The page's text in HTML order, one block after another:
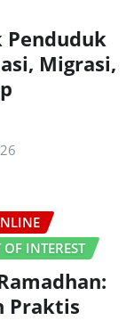
Penduduk
Migrasi,
INTEREST
Praktis